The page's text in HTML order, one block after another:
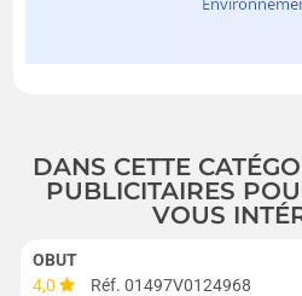
DANS CETTE
PUBLICITAIRES
VOUS
OBUT
4,0
Réf. 01497V0124968